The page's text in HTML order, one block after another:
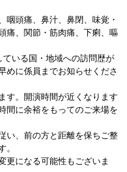
頭痛、鼻汁、鼻閉、味覚・
痛、関節・筋肉痛、下痢、嘔
いる国・地域への訪問歴が
めに係員までお知らせくださ
す。開演時間が近くなります
間に余裕をもってのご来場を
い、前の方と距離を保ちご整
。
更になる可能性もございま